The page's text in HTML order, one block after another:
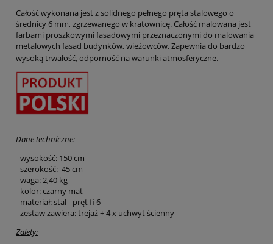
Całość wykonana jest z solidnego pełnego pręta stalowego o
średnicy 6 mm, zgrzewanego w kratownicę. Całość malowana jest
farbami proszkowymi fasadowymi przeznaczonymi do malowania
metalowych fasad budynków, wieżowców. Zapewnia do bardzo
wysoką trwałość, odporność na warunki atmosferyczne.
Dane techniczne:
- wysokość: 150 cm
- szerokość: 45 cm
- waga: 2,40 kg
- kolor: czarny mat
- materiał: stal - pręt fi 6
- zestaw zawiera: trejaż + 4 x uchwyt ścienny
Zalety: